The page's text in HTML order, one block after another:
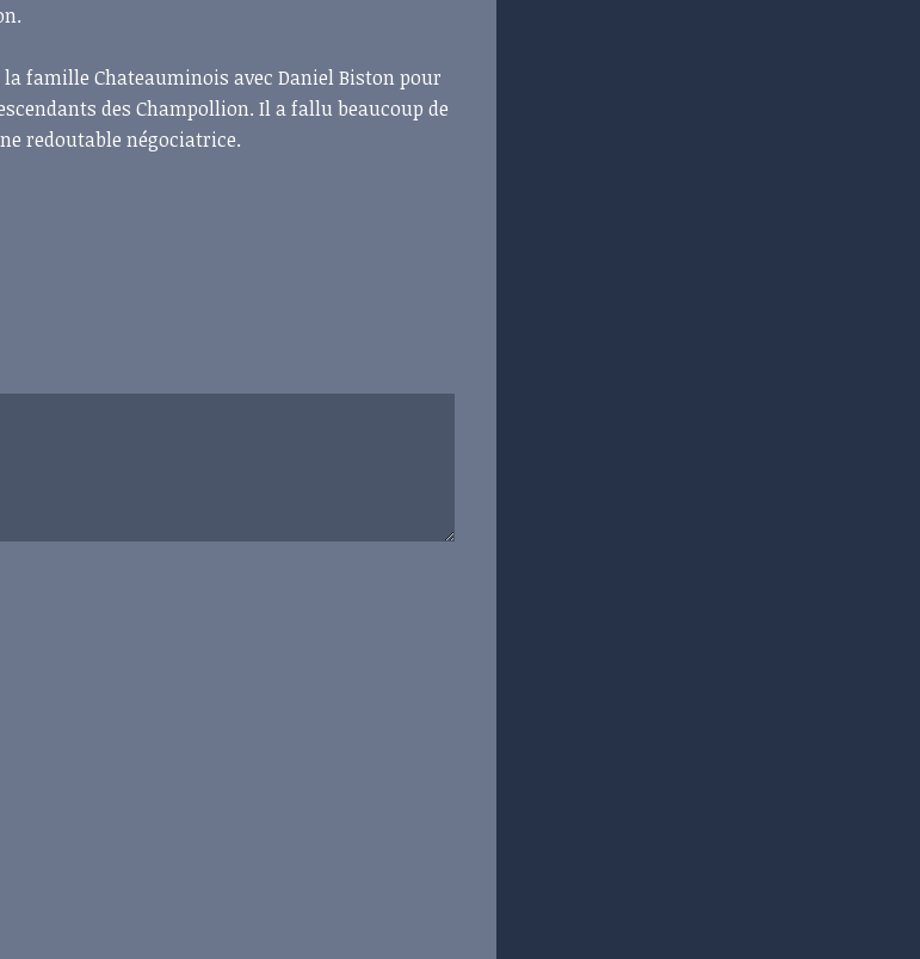
famille Chateauminois avec Daniel Biston pour
des Champollion. Il a fallu beaucoup de
redoutable négociatrice.